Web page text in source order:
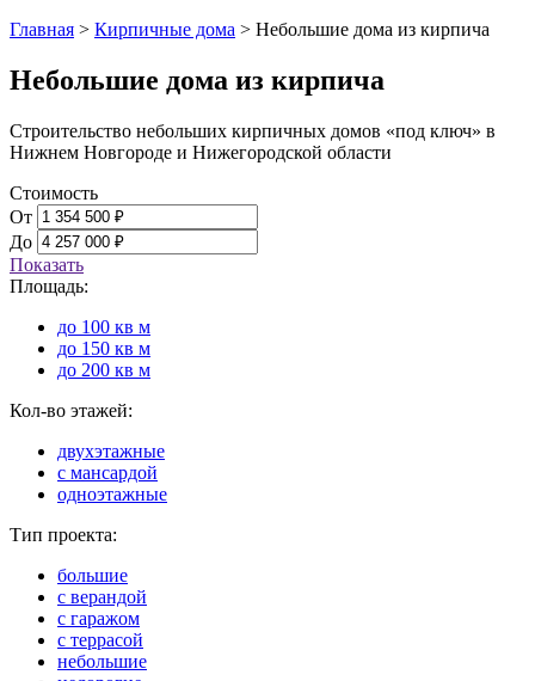
Главная > Кирпичные дома > Небольшие дома из кирпича
Небольшие дома из кирпича
Строительство небольших кирпичных домов «под ключ» в
Нижнем Новгороде и Нижегородской области
Стоимость
От
До
Показать
Площадь:
до 100 кв м
до 150 кв м
до 200 кв м
Кол-во этажей:
двухэтажные
с мансардой
одноэтажные
Тип проекта:
большие
с верандой
с гаражом
с террасой
небольшие